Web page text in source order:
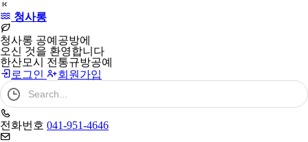
청사롱
청사롱 공예공방에
오신 것을 환영합니다
한산모시 전통규방공예
로그인
회원가입
검
색
어
필
수
전화번호 041-951-4646